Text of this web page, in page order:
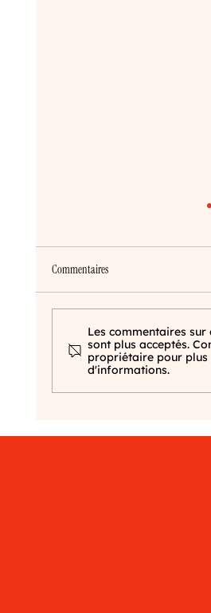
Commentaires
Les commentaires sur
sont plus acceptés.
propriétaire pour plus
d'informations.